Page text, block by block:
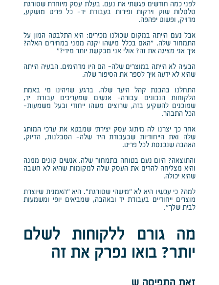
לפני כמה חודשים פגשתי את נעם. בעלת עסק מיוחדת שסורגת
סלסלות שוק וירקות ופירות בעבודת יד- כל פריט מושקע,
מדויק, ופשוט יפהפה.
אבל נעם הייתה במקום שכולנו מכירים: היא התלבטה המון על
התמחור שלה. “האם בכלל מישהו יקנה ממני במחירים האלה?
איך אני מציגה את זה? אולי אני מבקשת יותר מידי?”
הבעיה לא הייתה במוצרים שלה- הם היו מדהימים. הבעיה הייתה
שהיא לא ידעה איך לספר את הסיפור שלה.
התחלנו בהבנת קהל היעד שלה. ברגע שזיהינו מי באמת
הלקוחות הנכונים עבורה- אנשים שמעריכים עבודת יד,
שמוכנים להשקיע בזה, שרוצים משהו ייחודי ובעל משמעות-
הכל התבהר.
אחר כך יצרנו לה מיתוג עסק יצירתי שמבטא את ערכי המותג
שלה ואת הייחודיות שבעבודת היד שלה- הסבלנות, הדיוק,
האהבה שנכנסת לכל פריט.
והתוצאה? היום נעם בטוחה בתמחור שלה. אנשים קונים ממנה
והיא מצליחה להרים את העסק שלה למקומות שהיא לא חשבה
שהיא יכולה.
למה? כי עכשיו היא לא “מישהי שסורגת”. היא “האמנית שיוצרת
מוצרים ייחודיים בעבודת יד ובאהבה, שמביאים יופי ומשמעות
לבית שלך”.
מה גורם ללקוחות לשלם
יותר? בואו נפרק את זה